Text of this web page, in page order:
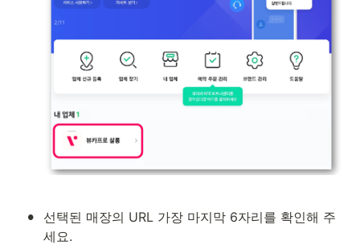
•
선택된 매장의 URL 가장 마지막 6자리를 확인해 주
세요.